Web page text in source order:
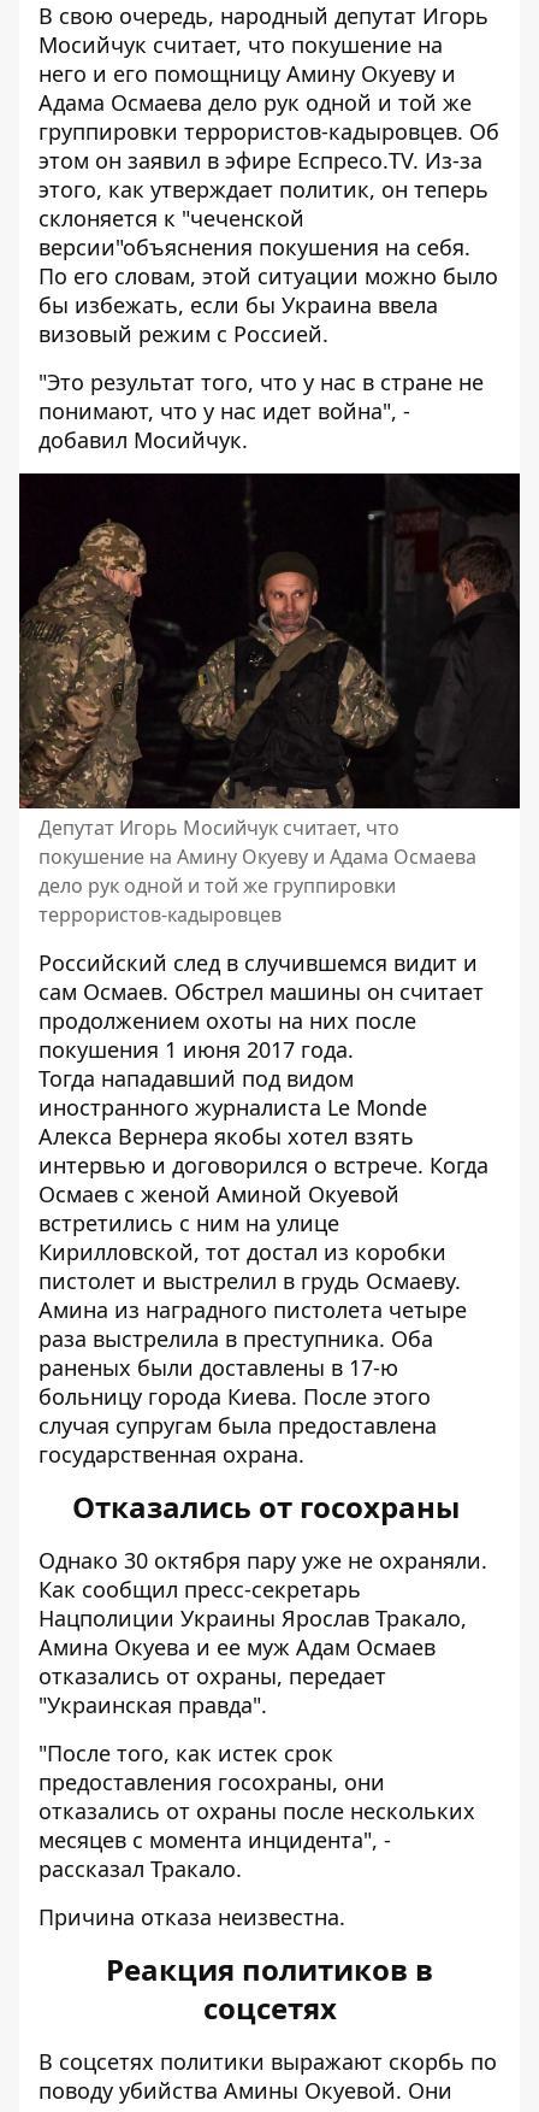
В свою очередь, народный депутат Игорь
Мосийчук считает, что покушение на
него и его помощницу Амину Окуеву и
Адама Осмаева дело рук одной и той же
группировки террористов-кадыровцев. Об
этом он заявил в эфире Еспресо.TV. Из-за
этого, как утверждает политик, он теперь
склоняется к "чеченской
версии"объяснения покушения на себя.
По его словам, этой ситуации можно было
бы избежать, если бы Украина ввела
визовый режим с Россией.
"Это результат того, что у нас в стране не
понимают, что у нас идет война", -
добавил Мосийчук.
Депутат Игорь Мосийчук считает, что
покушение на Амину Окуеву и Адама Осмаева
дело рук одной и той же группировки
террористов-кадыровцев
Российский след в случившемся видит и
сам Осмаев. Обстрел машины он считает
продолжением охоты на них после
покушения 1 июня 2017 года.
Тогда нападавший под видом
иностранного журналиста Le Monde
Алекса Вернера якобы хотел взять
интервью и договорился о встрече. Когда
Осмаев с женой Аминой Окуевой
встретились с ним на улице
Кирилловской, тот достал из коробки
пистолет и выстрелил в грудь Осмаеву.
Амина из наградного пистолета четыре
раза выстрелила в преступника. Оба
раненых были доставлены в 17-ю
больницу города Киева. После этого
случая супругам была предоставлена
государственная охрана.
Отказались от госохраны
Однако 30 октября пару уже не охраняли.
Как сообщил пресс-секретарь
Нацполиции Украины Ярослав Тракало,
Амина Окуева и ее муж Адам Осмаев
отказались от охраны, передает
"Украинская правда".
"После того, как истек срок
предоставления госохраны, они
отказались от охраны после нескольких
месяцев с момента инцидента", -
рассказал Тракало.
Причина отказа неизвестна.
Реакция политиков в
соцсетях
В соцсетях политики выражают скорбь по
поводу убийства Амины Окуевой. Они